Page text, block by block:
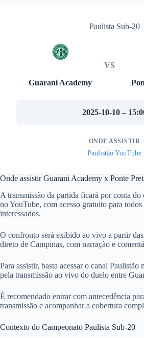
Paulista Sub-20
Guarani Academy
VS
2025-10-10 –
ONDE ASSISTIR
Paulistão YouTube
Onde assistir Guarani Academy x Ponte
A transmissão da partida ficará por conta
no YouTube, com acesso gratuito para todos
interessados.
O confronto será exibido ao vivo a partir
direto de Campinas, com narração e
Para assistir, basta acessar o canal
pela transmissão ao vivo do duelo entre
É recomendado entrar com antecedência
transmissão e acompanhar a cobertura
Contexto do Campeonato Paulista Sub-20